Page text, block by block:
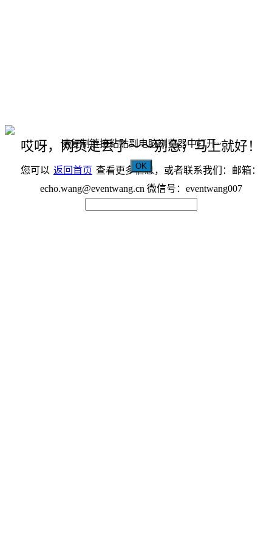
哎呀，网页走丢了～～别急，马上就好！
您可以 返回首页 查看更多信息，或者联系我们：邮箱：
echo.wang@eventwang.cn 微信号：eventwang007
请复制链接粘贴到电脑浏览器中打开~
OK